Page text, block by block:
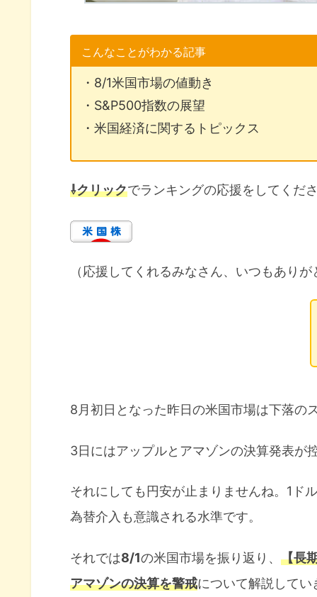
こんなことがわかる記事
・8/1米国市場の値動き
・S&P500指数の展望
・米国経済に関するトピックス
⇩クリックでランキングの応援をしてくだ
（応援してくれるみなさん、いつもあり
8月初日となった昨日の米国市場は下落の
3日にはアップルとアマゾンの決算発表が
それにしても円安が止まりませんね。1ド
為替介入も意識される水準です。
それでは8/1の米国市場を振り返り、 【長
アマゾンの決算を警戒について解説してい